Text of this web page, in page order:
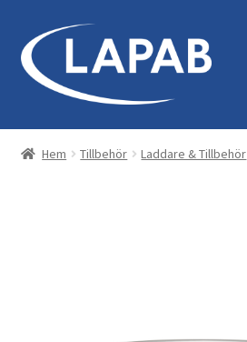
Hoppa
till
navigering
Hoppa
till
innehåll
Bastu & Bad
Hem Tillbehör Laddare & Tillbehör